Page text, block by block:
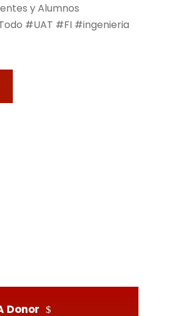
y Alumnos
#UAT #FI #ingenieria
Donor